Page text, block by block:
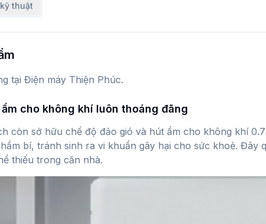
thuật
tại Điện máy Thiện Phúc.
cho không khí luôn thoáng đãng
còn sở hữu chế độ đảo gió và hút ẩm cho không khí
bí, tránh sinh ra vi khuẩn gây hại cho sức khoẻ.
thiếu trong căn nhà.